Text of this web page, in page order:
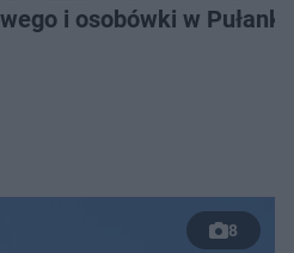
i osobówki w
8